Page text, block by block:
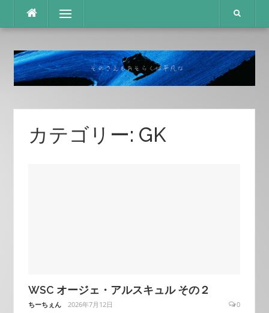
テ
メニュー
カテゴリー: GK
WSC オージェ・アルスキュル その２
ちーちぇん 2026年7月12日 0